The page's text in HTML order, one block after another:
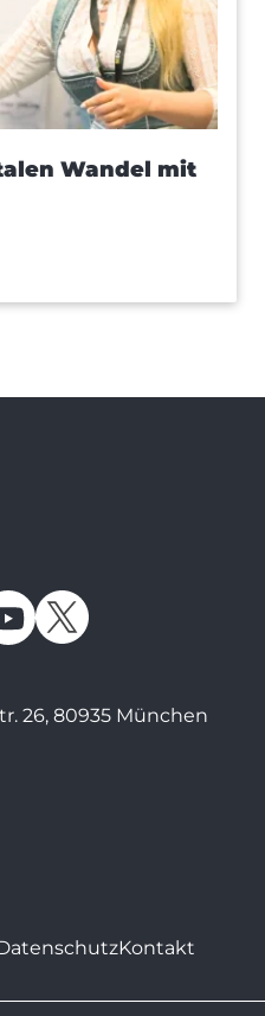
Wandel mit
26, 80935 München
Kontakt